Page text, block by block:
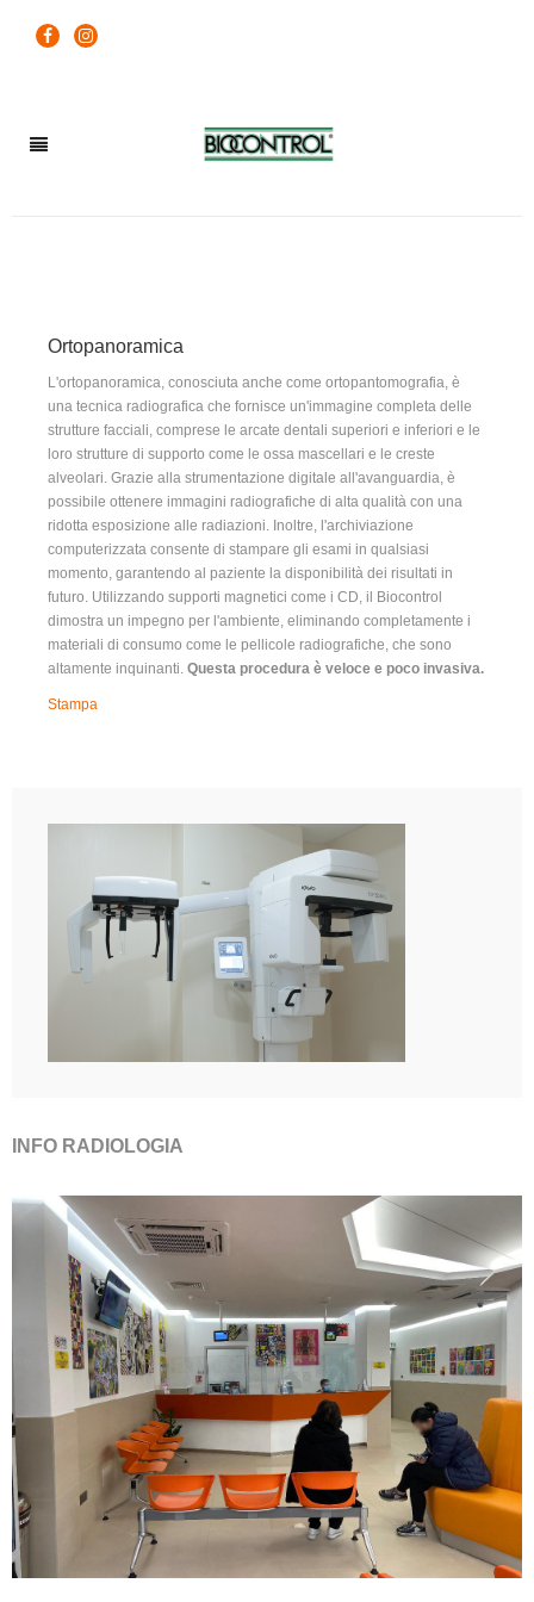
Ortopanoramica
L'ortopanoramica, conosciuta anche come ortopantomografia, è
una tecnica radiografica che fornisce un'immagine completa delle
strutture facciali, comprese le arcate dentali superiori e inferiori e le
loro strutture di supporto come le ossa mascellari e le creste
alveolari. Grazie alla strumentazione digitale all'avanguardia, è
possibile ottenere immagini radiografiche di alta qualità con una
ridotta esposizione alle radiazioni. Inoltre, l'archiviazione
computerizzata consente di stampare gli esami in qualsiasi
momento, garantendo al paziente la disponibilità dei risultati in
futuro. Utilizzando supporti magnetici come i CD, il Biocontrol
dimostra un impegno per l'ambiente, eliminando completamente i
materiali di consumo come le pellicole radiografiche, che sono
altamente inquinanti. Questa procedura è veloce e poco invasiva.
Stampa
INFO RADIOLOGIA